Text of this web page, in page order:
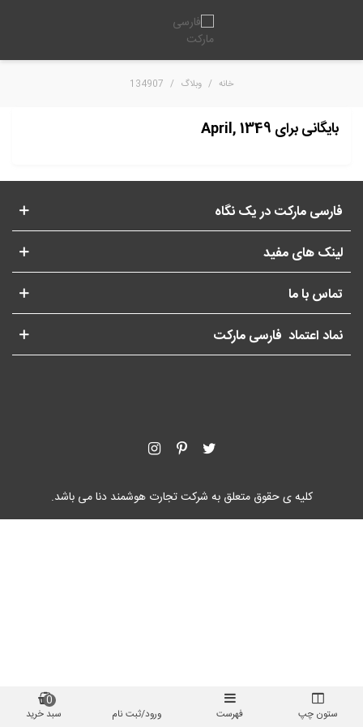
خانه / وبلاگ /
134907
بایگانی برای April, 1349
فارسی مارکت در یک نگاه
لینک های مفید
تماس با ما
نماد اعتماد فارسی مارکت
کلیه ی حقوق متعلق به شرکت تجارت هوشمند دنا می باشد.
ستون چپ فهرست ورود/ثبت نام سبد خرید
0